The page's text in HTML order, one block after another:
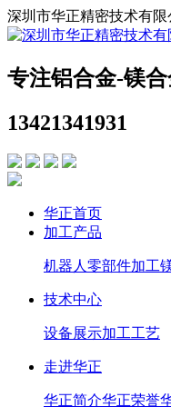
深圳市华正精密技术有限
专注铝合金-镁
13421341931
华正首页
加工产品
机器人零部件加工
技术中心
设备展示加工工艺
走进华正
华正简介华正荣誉